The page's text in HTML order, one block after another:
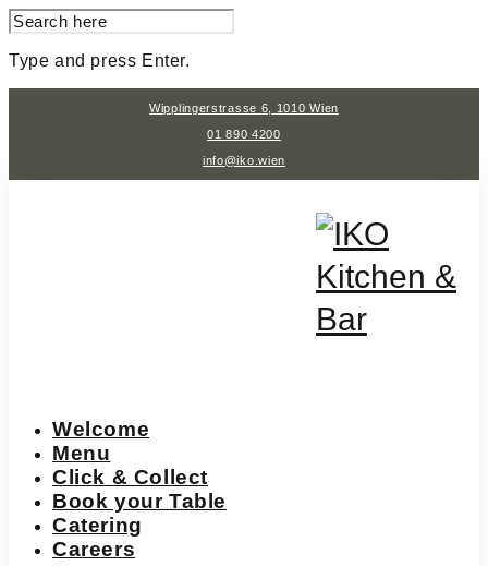
SEARCH
FOR:
Type and press Enter.
Wipplingerstrasse 6, 1010 Wien
01 890 4200
info@iko.wien
Welcome
Menu
Click & Collect
Book your Table
Catering
Careers